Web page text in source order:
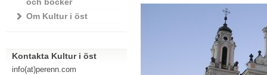
och böcker
Om Kultur i öst
Kontakta Kultur i öst
info(at)perenn.com